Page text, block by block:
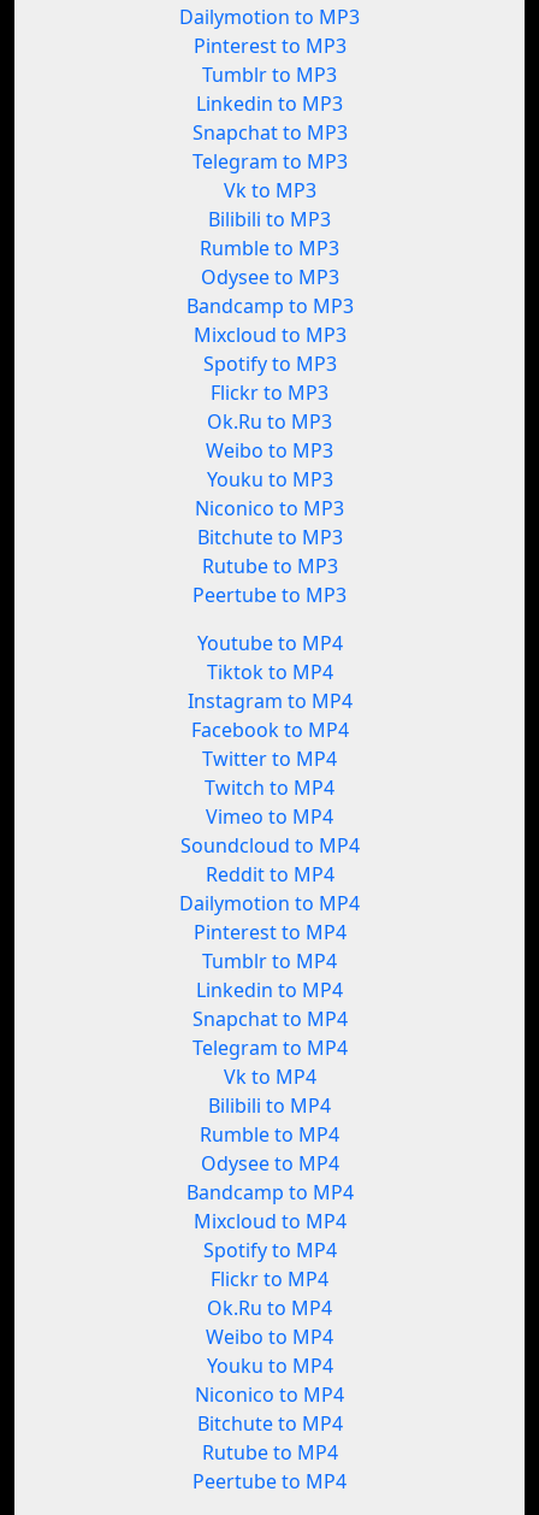
Dailymotion to MP3
Pinterest to MP3
Tumblr to MP3
Linkedin to MP3
Snapchat to MP3
Telegram to MP3
Vk to MP3
Bilibili to MP3
Rumble to MP3
Odysee to MP3
Bandcamp to MP3
Mixcloud to MP3
Spotify to MP3
Flickr to MP3
Ok.Ru to MP3
Weibo to MP3
Youku to MP3
Niconico to MP3
Bitchute to MP3
Rutube to MP3
Peertube to MP3
Youtube to MP4
Tiktok to MP4
Instagram to MP4
Facebook to MP4
Twitter to MP4
Twitch to MP4
Vimeo to MP4
Soundcloud to MP4
Reddit to MP4
Dailymotion to MP4
Pinterest to MP4
Tumblr to MP4
Linkedin to MP4
Snapchat to MP4
Telegram to MP4
Vk to MP4
Bilibili to MP4
Rumble to MP4
Odysee to MP4
Bandcamp to MP4
Mixcloud to MP4
Spotify to MP4
Flickr to MP4
Ok.Ru to MP4
Weibo to MP4
Youku to MP4
Niconico to MP4
Bitchute to MP4
Rutube to MP4
Peertube to MP4